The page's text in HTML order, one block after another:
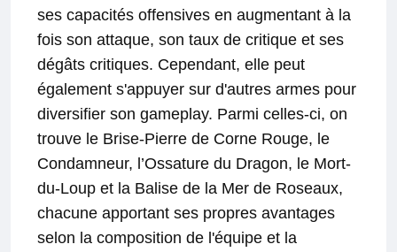
ses capacités offensives en augmentant à la
fois son attaque, son taux de critique et ses
dégâts critiques. Cependant, elle peut
également s'appuyer sur d'autres armes pour
diversifier son gameplay. Parmi celles-ci, on
trouve le Brise-Pierre de Corne Rouge, le
Condamneur, l’Ossature du Dragon, le Mort-
du-Loup et la Balise de la Mer de Roseaux,
chacune apportant ses propres avantages
selon la composition de l'équipe et la